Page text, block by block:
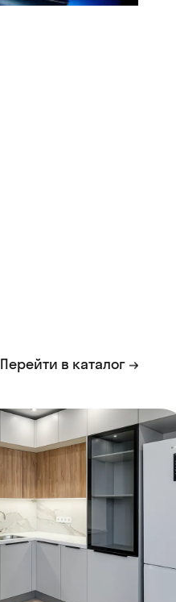
Перейти в каталог